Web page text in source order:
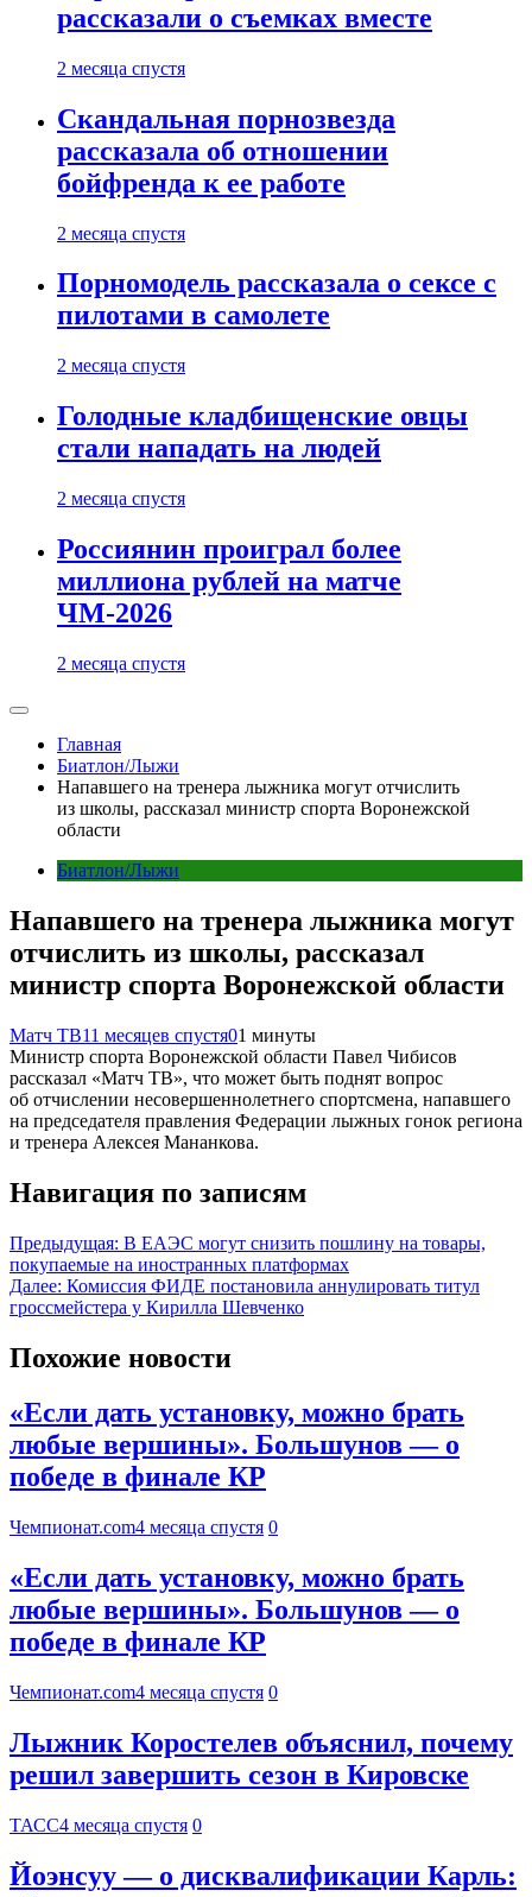
рассказали о съемках вместе
2 месяца спустя
Скандальная порнозвезда
рассказала об отношении
бойфренда к ее работе
2 месяца спустя
Порномодель рассказала о сексе с
пилотами в самолете
2 месяца спустя
Голодные кладбищенские овцы
стали нападать на людей
2 месяца спустя
Россиянин проиграл более
миллиона рублей на матче
ЧМ-2026
2 месяца спустя
Главная
Биатлон/Лыжи
Напавшего на тренера лыжника могут отчислить
из школы, рассказал министр спорта Воронежской
области
Биатлон/Лыжи
Напавшего на тренера лыжника могут
отчислить из школы, рассказал
министр спорта Воронежской области
Матч ТВ11 месяцев спустя01 минуты
Министр спорта Воронежской области Павел Чибисов
рассказал «Матч ТВ», что может быть поднят вопрос
об отчислении несовершеннолетнего спортсмена, напавшего
на председателя правления Федерации лыжных гонок региона
и тренера Алексея Мананкова.
Навигация по записям
Предыдущая: В ЕАЭС могут снизить пошлину на товары,
покупаемые на иностранных платформах
Далее: Комиссия ФИДЕ постановила аннулировать титул
гроссмейстера у Кирилла Шевченко
Похожие новости
«Если дать установку, можно брать
любые вершины». Большунов — о
победе в финале КР
Чемпионат.com4 месяца спустя 0
«Если дать установку, можно брать
любые вершины». Большунов — о
победе в финале КР
Чемпионат.com4 месяца спустя 0
Лыжник Коростелев объяснил, почему
решил завершить сезон в Кировске
ТАСС4 месяца спустя 0
Йоэнсуу — о дисквалификации Карль: